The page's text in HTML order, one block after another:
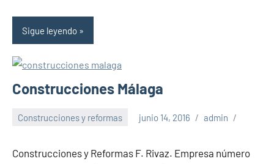
Sigue leyendo
Construcciones Málaga
Construcciones y reformas junio 14, 2016 admin
Construcciones y Reformas F. Rivaz. Empresa número